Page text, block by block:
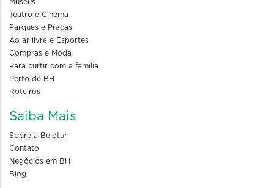
Museus
Teatro e Cinema
Parques e Praças
Ao ar livre e Esportes
Compras e Moda
Para curtir com a familia
Perto de BH
Roteiros
Saiba Mais
Sobre a Belotur
Contato
Negócios em BH
Blog